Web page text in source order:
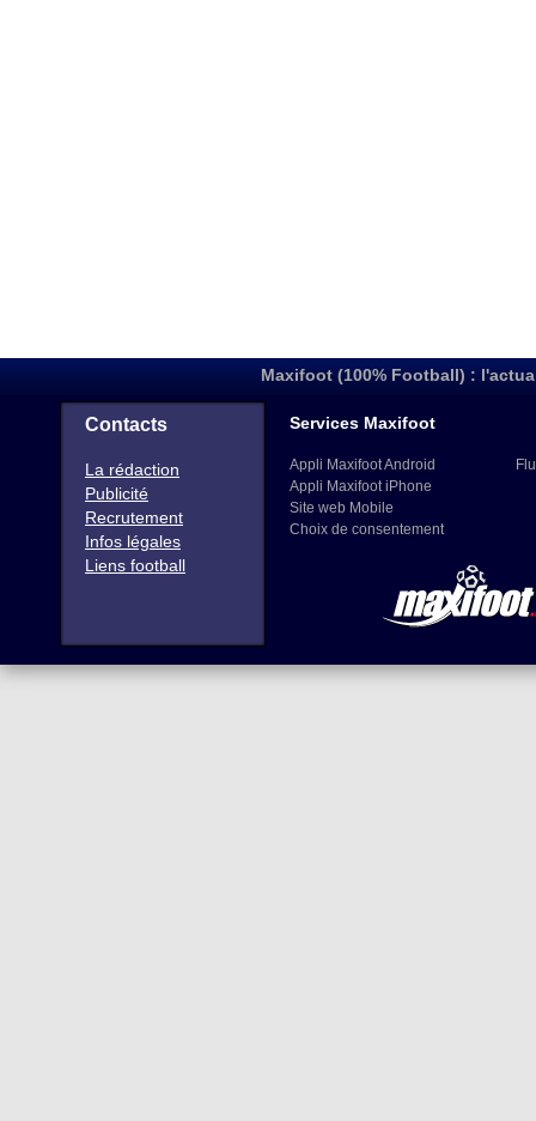
Maxifoot (100% Football) :
Contacts
La rédaction
Publicité
Recrutement
Infos légales
Liens football
Services Maxifoot
Appli Maxifoot Android
Appli Maxifoot iPhone
Site web Mobile
Choix de consentement